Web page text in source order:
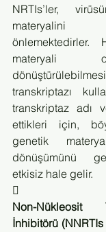
NRTIs’ler,
materyalini
önlemektedirler.
materyali
transkriptazı
transkriptaz adı
ettikleri için,
genetik
dönüşümünü
etkisiz hale gelir.

Non-Nükleosit
İnhibitörü